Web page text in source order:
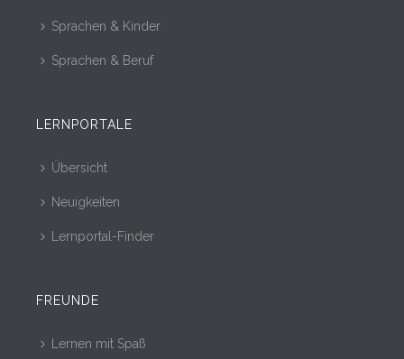
Sprachen & Kinder
Sprachen & Beruf
LERNPORTALE
Übersicht
Neuigkeiten
Lernportal-Finder
FREUNDE
Lernen mit Spaß